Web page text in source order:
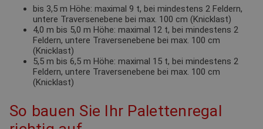
bis 3,5 m Höhe: maximal 9 t, bei mindestens 2 Feldern,
untere Traversenebene bei max. 100 cm (Knicklast)
4,0 m bis 5,0 m Höhe: maximal 12 t, bei mindestens 2
Feldern, untere Traversenebene bei max. 100 cm
(Knicklast)
5,5 m bis 6,5 m Höhe: maximal 15 t, bei mindestens 2
Feldern, untere Traversenebene bei max. 100 cm
(Knicklast)
So bauen Sie Ihr Palettenregal